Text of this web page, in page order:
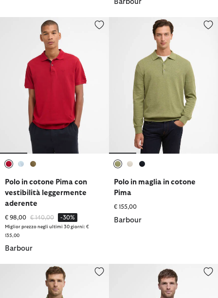
Barbour
Polo in cotone Pima con vestibilità leggermente aderente
Polo in cotone Pima con
vestibilità leggermente
aderente
€ 98,00 Prezzo ridotto da
€ 140,00a -30%
Miglior prezzo negli ultimi 30 giorni: €
135,00
Barbour
Polo in maglia in cotone Pima
Polo in maglia in cotone
Pima
€ 155,00
Barbour
Felpa in cotone con mezza zip Maglione girocollo in cotone